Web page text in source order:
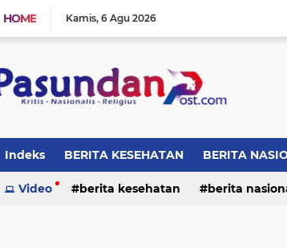
HOME Kamis 6 Agu 2026
Indeks BERITA KESEHATAN BERITA
RELIGI
Video berita kesehatan berita